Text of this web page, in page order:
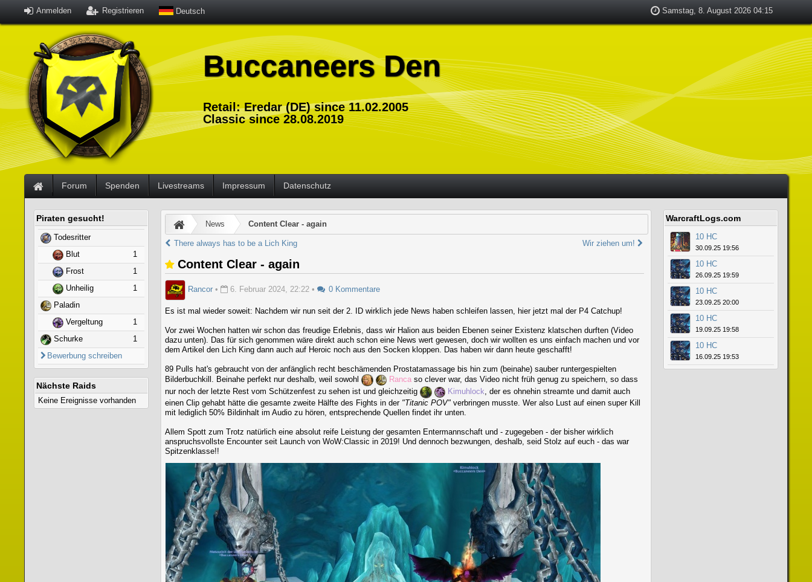
Anmelden Registrieren Deutsch Samstag, 8. August 2026 04:15
Buccaneers Den
Retail: Eredar (DE) since 11.02.2005
Classic since 28.08.2019
Forum Spenden Livestreams Impressum Datenschutz
Piraten gesucht!
Todesritter
Blut
1
Frost
1
Unheilig
1
Paladin
Vergeltung
1
Schurke
1
Bewerbung schreiben
Nächste Raids
Keine Ereignisse vorhanden
News Content Clear - again
There always has to be a Lich King Wir ziehen um!
Content Clear - again
Rancor • 6. Februar 2024, 22:22 • 0 Kommentare
Es ist mal wieder soweit: Nachdem wir nun seit der 2. ID wirklich jede News haben schleifen lassen, hier jetzt mal der P4 Catchup!
Vor zwei Wochen hatten wir schon das freudige Erlebnis, dass wir Halion aus beiden Ebenen seiner Existenz klatschen durften (Video
dazu unten). Das für sich genommen wäre direkt auch schon eine News wert gewesen, doch wir wollten es uns einfach machen und vor
dem Artikel den Lich King dann auch auf Heroic noch aus den Socken kloppen. Das haben wir dann heute geschafft!
89 Pulls hat's gebraucht von der anfänglich recht beschämenden Prostatamassage bis hin zum (beinahe) sauber runtergespielten
Bilderbuchkill. Beinahe perfekt nur deshalb, weil sowohl
Ranca so clever war, das Video nicht früh genug zu speichern, so dass
nur noch der letzte Rest vom Schützenfest zu sehen ist und gleichzeitig
Kimuhlock, der es ohnehin streamte und damit auch
einen Clip gehabt hätte die gesamte zweite Hälfte des Fights in der "Titanic POV" verbringen musste. Wer also Lust auf einen super Kill
mit lediglich 50% Bildinhalt im Audio zu hören, entsprechende Quellen findet ihr unten.
Allem Spott zum Trotz natürlich eine absolut reife Leistung der gesamten Entermannschaft und - zugegeben - der bisher wirklich
anspruchsvollste Encounter seit Launch von WoW:Classic in 2019! Und dennoch bezwungen, deshalb, seid Stolz auf euch - das war
Spitzenklasse!!
WarcraftLogs.com
10 HC
30.09.25 19:56
10 HC
26.09.25 19:59
10 HC
23.09.25 20:00
10 HC
19.09.25 19:58
10 HC
16.09.25 19:53